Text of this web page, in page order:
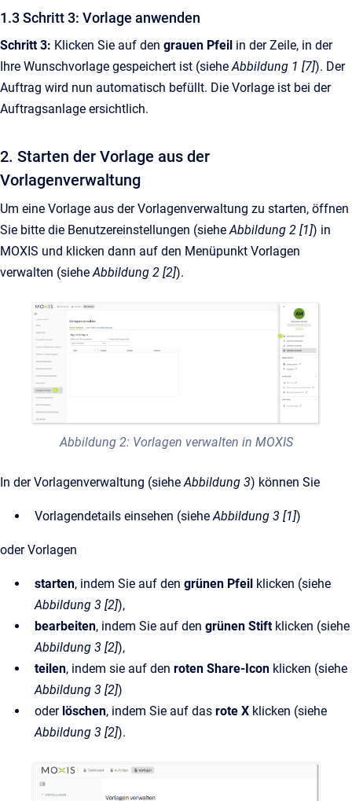
1.3 Schritt 3: Vorlage anwenden
Schritt 3: Klicken Sie auf den grauen Pfeil in der Zeile, in der
Ihre Wunschvorlage gespeichert ist (sieheAbbildung 1 [7]). Der
Auftrag wird nun automatisch befüllt. Die Vorlage ist bei der
Auftragsanlage ersichtlich.
2. Starten der Vorlage aus der
Vorlagenverwaltung
Um eine Vorlage aus der Vorlagenverwaltung zu starten, öffnen
Sie bitte die Benutzereinstellungen (sieheAbbildung 2 [1]) in
MOXIS und klicken dann auf den Menüpunkt Vorlagen
verwalten (sieheAbbildung 2 [2]).
Abbildung 2: Vorlagen verwalten in MOXIS
In der Vorlagenverwaltung (sieheAbbildung 3) können Sie
Vorlagendetails einsehen (sieheAbbildung 3 [1])
oder Vorlagen
starten, indem Sie auf den grünen Pfeil klicken (siehe
Abbildung 3 [2]),
bearbeiten, indem Sie auf den grünen Stiftklicken (siehe
Abbildung 3 [2]),
teilen, indem sie auf den roten Share-Icon klicken (siehe
Abbildung 3 [2])
oder löschen, indem Sie auf das rote X klicken (siehe
Abbildung 3 [2]).